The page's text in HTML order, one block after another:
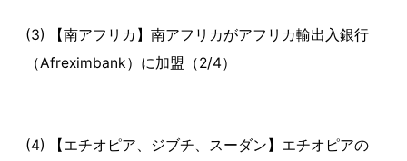
(3) 【南アフリカ】南アフリカがアフリカ輸出入銀行
（Afreximbank）に加盟（2/4）
(4) 【エチオピア、ジブチ、スーダン】エチオピアの